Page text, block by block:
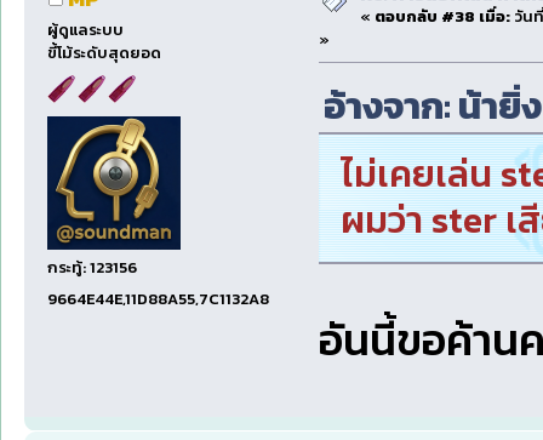
ผู้ดูแลระบบ
ขี้โม้ระดับสุดยอด
กระทู้: 123156
9664E44E,11D88A55,7C1132A8
« ตอบกลับ #38 เมื่อ:วันที่
»
อ้างจาก: น้ายิ่
ไม่เคยเล่น
ผมว่า ster เ
อันนี้ขอค้าน